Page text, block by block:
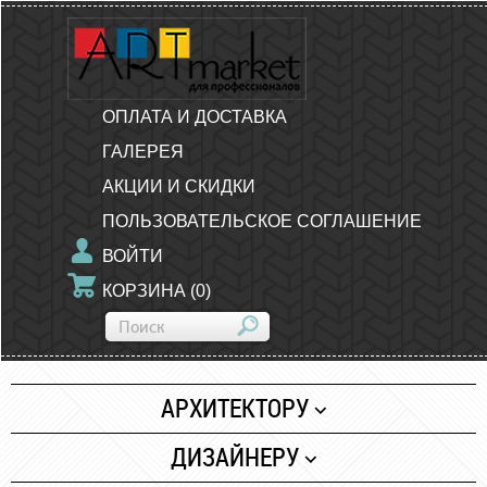
ОПЛАТА И ДОСТАВКА
ГАЛЕРЕЯ
АКЦИИ И СКИДКИ
ПОЛЬЗОВАТЕЛЬСКОЕ СОГЛАШЕНИЕ
ВОЙТИ
КОРЗИНА (0)
АРХИТЕКТОРУ
Бумага
ДИЗАЙНЕРУ